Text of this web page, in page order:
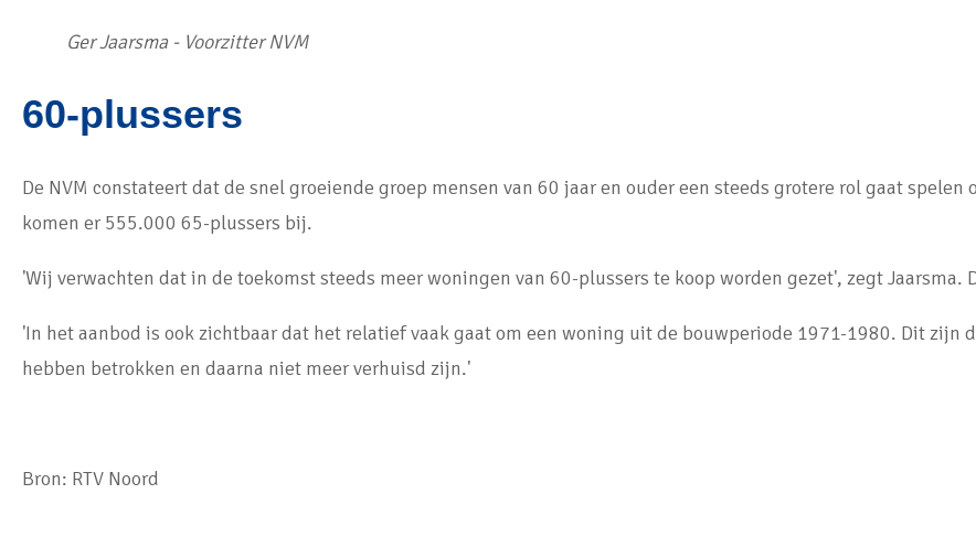
Ger Jaarsma - Voorzitter NVM
60-plussers
De NVM constateert dat de snel groeiende groep mensen van 60 jaar en ouder een steeds grotere rol gaat
komen er 555.000 65-plussers bij.
'Wij verwachten dat in de toekomst steeds meer woningen van 60-plussers te koop worden gezet', zegt
'In het aanbod is ook zichtbaar dat het relatief vaak gaat om een woning uit de bouwperiode 1971-1980. Dit zijn
hebben betrokken en daarna niet meer verhuisd zijn.'
Bron: RTV Noord